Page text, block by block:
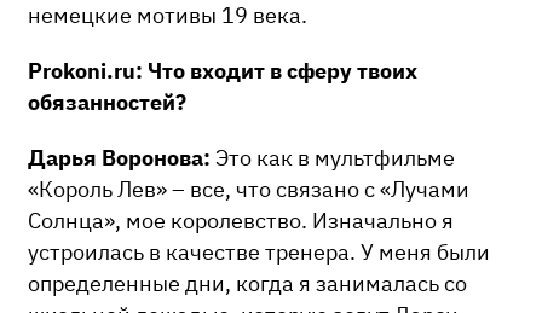
немецкие мотивы 19 века.
Prokoni.ru: Что входит в сферу твоих
обязанностей?
Дарья Воронова: Это как в мультфильме
«Король Лев» – все, что связано с «Лучами
Солнца», мое королевство. Изначально я
устроилась в качестве тренера. У меня были
определенные дни, когда я занималась со